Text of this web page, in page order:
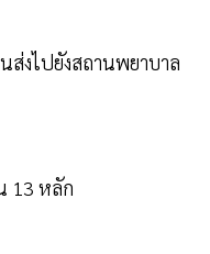
งไปยังสถานพยาบาล
13 หลัก